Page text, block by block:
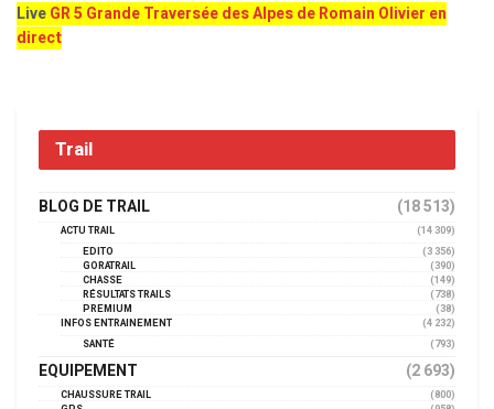
LiveGR 5 Grande Traversée des Alpes de Romain Olivier en
direct
Trail
BLOG DE TRAIL (18 513)
ACTU TRAIL
(14 309)
EDITO
(3 356)
GORATRAIL
(390)
CHASSE
(149)
RÉSULTATS TRAILS
(738)
PREMIUM
(38)
INFOS ENTRAINEMENT
(4 232)
SANTÉ
(793)
EQUIPEMENT (2 693)
CHAUSSURE TRAIL
(800)